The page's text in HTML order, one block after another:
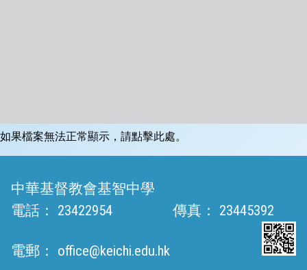
如果檔案無法正常顯示，請點擊此處。
中華基督教會基智中學
電話：
23422954 傳真： 23445392
電郵： office@keichi.edu.hk